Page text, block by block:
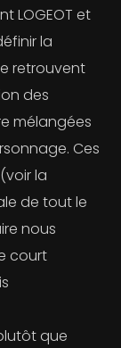
LOGEOT et
la
retrouvent
des
mélangées
Ces
la
de tout le
nous
court
que